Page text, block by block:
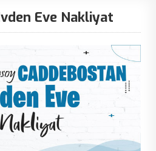
Eve Nakliyat